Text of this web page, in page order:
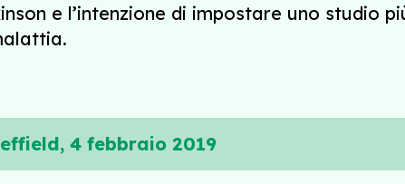
e l’intenzione di impostare uno studio
4 febbraio 2019